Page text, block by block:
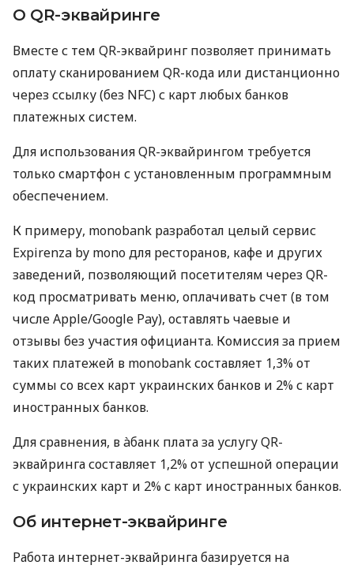
О QR-эквайринге
Вместе с тем QR-эквайринг позволяет принимать
оплату сканированием QR-кода или дистанционно
через ссылку (без NFC) с карт любых банков
платежных систем.
Для использования QR-эквайрингом требуется
только смартфон с установленным программным
обеспечением.
К примеру, monobank разработал целый сервис
Expirenza by mono для ресторанов, кафе и других
заведений, позволяющий посетителям через QR-
код просматривать меню, оплачивать счет (в том
числе Apple/Google Pay), оставлять чаевые и
отзывы без участия официанта. Комиссия за прием
таких платежей в monobank составляет 1,3% от
суммы со всех карт украинских банков и 2% с карт
иностранных банков.
Для сравнения, в àбанк плата за услугу QR-
эквайринга составляет 1,2% от успешной операции
с украинских карт и 2% с карт иностранных банков.
Об интернет-эквайринге
Работа интернет-эквайринга базируется на